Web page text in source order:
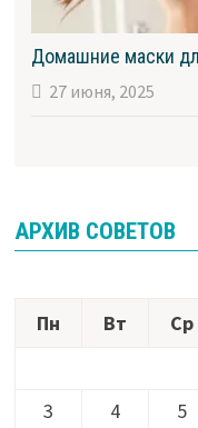
Домашние маски
27 июня, 2025
АРХИВ СОВЕТОВ
Пн
Вт Ср
3
4 5